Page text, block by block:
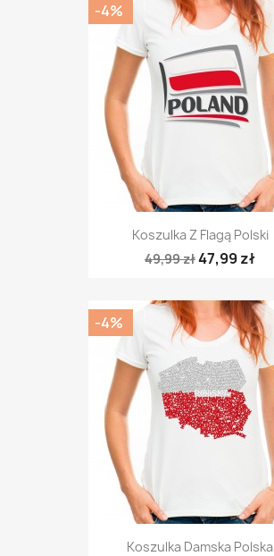
Koszulka Z Flagą Polski
49,99 zł47,99 zł
-4%
Koszulka Damska Polska
-4%